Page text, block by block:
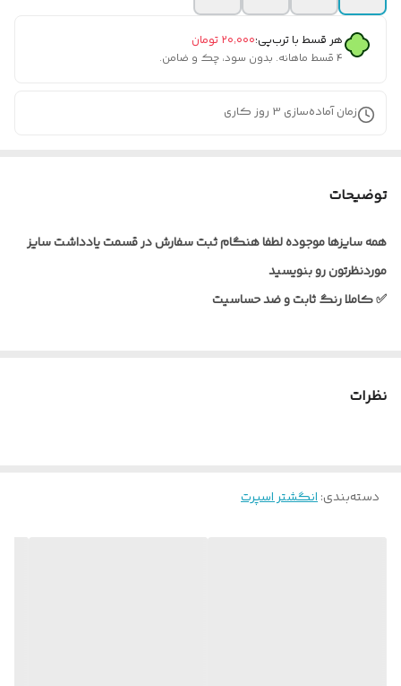
هر قسط با ترب‌پی:۲۰٬۰۰۰ تومان
۴ قسط ماهانه. بدون سود، چک و ضامن.
زمان آماده‌سازی 3 روز کاری
توضیحات
همه سایزها موجو‌ده لطفا هنگام ثبت سفارش در قسمت یادداشت سایز
موردنظرتون رو بنویسید
✅ کاملا رنگ ثابت و ضد حساسیت
نظرات
دسته‌بندی:انگشتر اسپرت